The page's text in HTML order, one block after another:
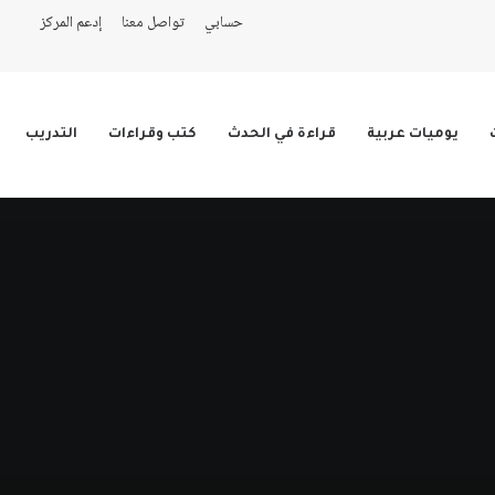
حسابي تواصل معنا إدعم المركز
يوميات عربية قراءة في الحدث كتب وقراءات التدريب